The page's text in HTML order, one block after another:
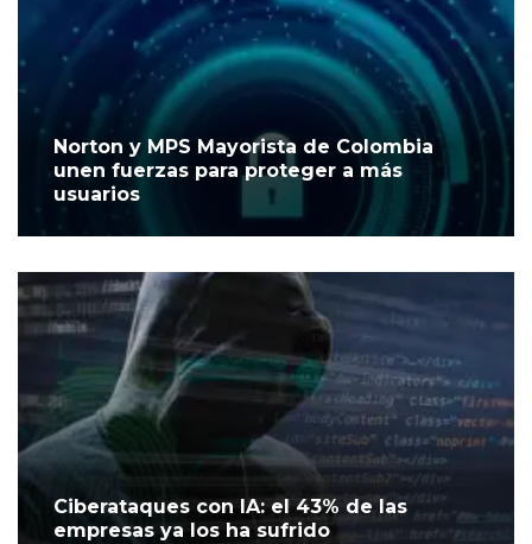
Norton y MPS Mayorista de Colombia
unen fuerzas para proteger a más
usuarios
Ciberataques con IA: el 43% de las
empresas ya los ha sufrido